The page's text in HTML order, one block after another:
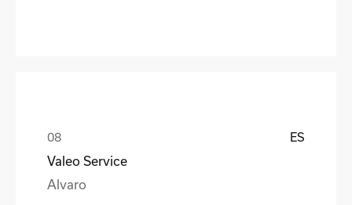
ES
Valeo Service
Alvaro